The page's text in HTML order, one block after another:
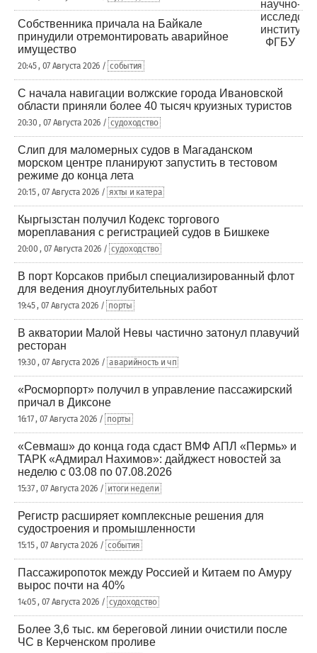
Собственника причала на Байкале
принудили отремонтировать аварийное
имущество
20:45 , 07 Августа 2026 / события
С начала навигации волжские города Ивановской
области приняли более 40 тысяч круизных туристов
20:30 , 07 Августа 2026 / судоходство
Слип для маломерных судов в Магаданском
морском центре планируют запустить в тестовом
режиме до конца лета
20:15 , 07 Августа 2026 / яхты и катера
Кыргызстан получил Кодекс торгового
мореплавания с регистрацией судов в Бишкеке
20:00 , 07 Августа 2026 / судоходство
В порт Корсаков прибыл специализированный флот
для ведения дноуглубительных работ
19:45 , 07 Августа 2026 / порты
В акватории Малой Невы частично затонул плавучий
ресторан
19:30 , 07 Августа 2026 / аварийность и чп
«Росморпорт» получил в управление пассажирский
причал в Диксоне
16:17 , 07 Августа 2026 / порты
«Севмаш» до конца года сдаст ВМФ АПЛ «Пермь» и
ТАРК «Адмирал Нахимов»: дайджест новостей за
неделю с 03.08 по 07.08.2026
15:37 , 07 Августа 2026 / итоги недели
Регистр расширяет комплексные решения для
судостроения и промышленности
15:15 , 07 Августа 2026 / события
Пассажиропоток между Россией и Китаем по Амуру
вырос почти на 40%
14:05 , 07 Августа 2026 / судоходство
Более 3,6 тыс. км береговой линии очистили после
ЧС в Керченском проливе